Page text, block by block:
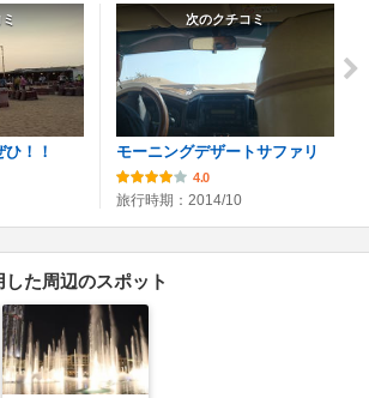
！！
次のクチコミ
モーニングデザートサファリ
4.0
旅行時期：2014/10
た周辺のスポット